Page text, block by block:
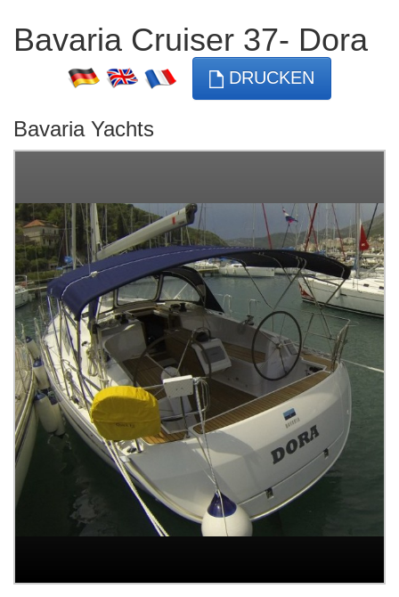
Bavaria Cruiser 37- Dora
DRUCKEN
Bavaria Yachts